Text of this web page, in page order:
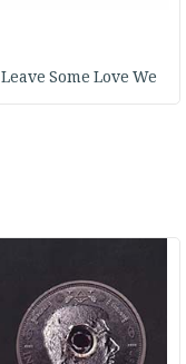
Leave Some Love We